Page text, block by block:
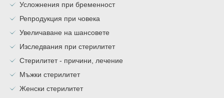
Усложнения при бременност
Репродукция при човека
Увеличаване на шансовете
Изследвания при стерилитет
Стерилитет - причини, лечение
Мъжки стерилитет
Женски стерилитет